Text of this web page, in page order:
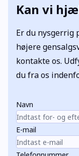
Kan vi
Er du nysgerrig
højere
kontakte os.
du fra os
Navn
E-mail